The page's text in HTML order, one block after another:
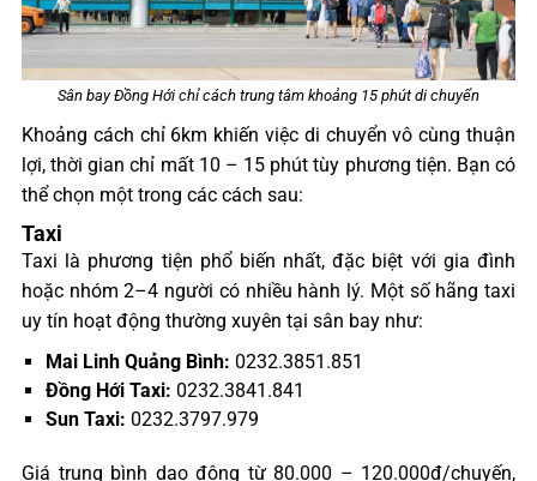
Sân bay Đồng Hới chỉ cách trung tâm khoảng 15 phút di chuyển
Khoảng cách chỉ 6km khiến việc di chuyển vô cùng thuận
lợi, thời gian chỉ mất 10 – 15 phút tùy phương tiện. Bạn có
thể chọn một trong các cách sau:
Taxi
Taxi là phương tiện phổ biến nhất, đặc biệt với gia đình
hoặc nhóm 2–4 người có nhiều hành lý. Một số hãng taxi
uy tín hoạt động thường xuyên tại sân bay như:
Mai Linh Quảng Bình: 0232.3851.851
Đồng Hới Taxi: 0232.3841.841
Sun Taxi: 0232.3797.979
Giá trung bình dao động từ 80.000 – 120.000đ/chuyến,